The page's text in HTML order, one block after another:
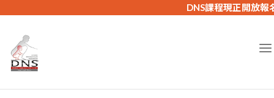
DNS課程現正開放報